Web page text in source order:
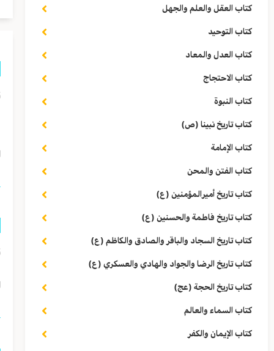
كتاب العقل والعلم والجهل
كتاب التوحيد
كتاب العدل والمعاد
كتاب الاحتجاج
كتاب النبوة
كتاب تاريخ نبينا (ص)
كتاب الإمامة
كتاب الفتن والمحن
كتاب تاريخ أميرالمؤمنين (ع)
كتاب تاريخ فاطمة والحسنين (ع)
كتاب تاريخ السجاد والباقر والصادق والكاظم (ع)
كتاب تاريخ الرضا والجواد والهادي والعسكري (ع)
كتاب تاريخ الحجة (عج)
كتاب السماء والعالم
كتاب الإيمان والكفر